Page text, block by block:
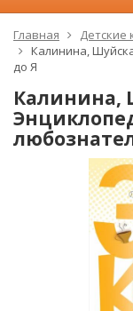
Главная Детские
Калинина,
до Я
Калинина,